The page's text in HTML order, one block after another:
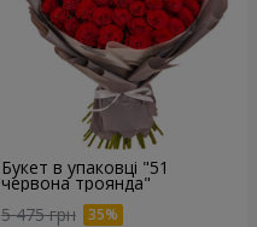
Букет в упаковці "51
червона троянда"
5 475 грн